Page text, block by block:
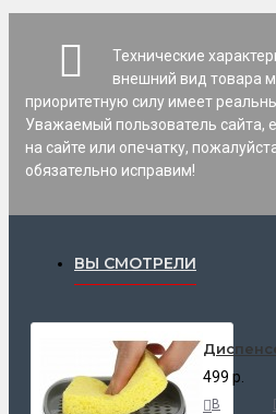
Технические
внешний вид товара
приоритетную силу имеет
Уважаемый пользователь сайта,
на сайте или опечатку,
обязательно исправим!
ВЫ СМОТРЕЛИ
499 р.
В